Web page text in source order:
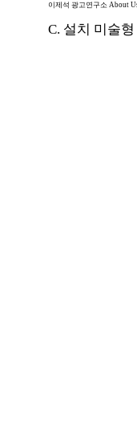
이제석 광고연구소 About
C. 설치 미술